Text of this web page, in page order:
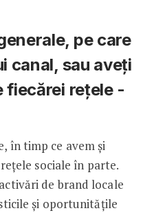
pe care
canal, sau aveți
fiecărei rețele
în timp ce avem și
sociale în parte.
de brand locale
și oportunitățile